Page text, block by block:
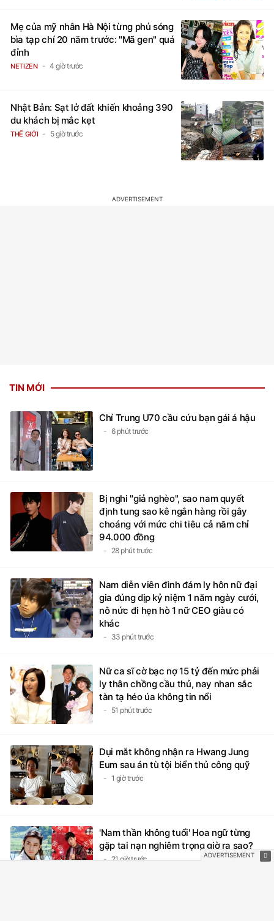
Mẹ của mỹ nhân Hà Nội từng phủ sóng
bìa tạp chí 20 năm trước: "Mã gen" quá
đỉnh
NETIZEN 4 giờ trước
Nhật Bản: Sạt lở đất khiến khoảng 390
du khách bị mắc kẹt
THẾ GIỚI 5 giờ trước
TIN MỚI
Chí Trung U70 cầu cứu bạn gái á hậu
6 phút trước
Bị nghi "giả nghèo", sao nam quyết
định tung sao kê ngân hàng rồi gây
choáng với mức chi tiêu cả năm chỉ
94.000 đồng
28 phút trước
Nam diễn viên đình đám ly hôn nữ đại
gia đúng dịp kỷ niệm 1 năm ngày cưới,
nô nức đi hẹn hò 1 nữ CEO giàu có
khác
33 phút trước
Nữ ca sĩ cờ bạc nợ 15 tỷ đến mức phải
ly thân chồng cầu thủ, nay nhan sắc
tàn tạ héo úa không tin nổi
51 phút trước
Dụi mắt không nhận ra Hwang Jung
Eum sau án tù tội biển thủ công quỹ
1 giờ trước
'Nam thần không tuổi' Hoa ngữ từng
gặp tai nạn nghiêm trọng giờ ra sao?
21 giờ trước